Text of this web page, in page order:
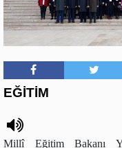
EĞİTİM
Millî Eğitim Bakanı